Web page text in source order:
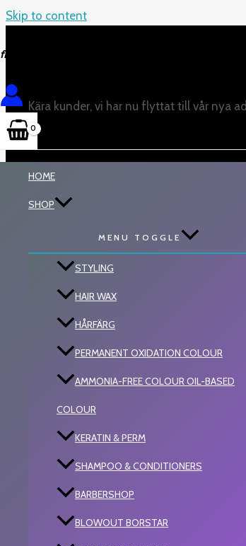
Skip to content
frisörer och
HOME
SHOP
MENU TOGGLE
STYLING
HAIR WAX
HÅRFÄRG
PERMANENT OXIDATION COLOUR
AMMONIA-FREE COLOUR OIL-BASED
COLOUR
KERATIN & PERM
SHAMPOO & CONDITIONERS
BARBERSHOP
BLOWOUT BORSTAR
Kära kunder, vi har nu flyttat till vår nya
Copyright © 2026 SwedHair: Grossist |